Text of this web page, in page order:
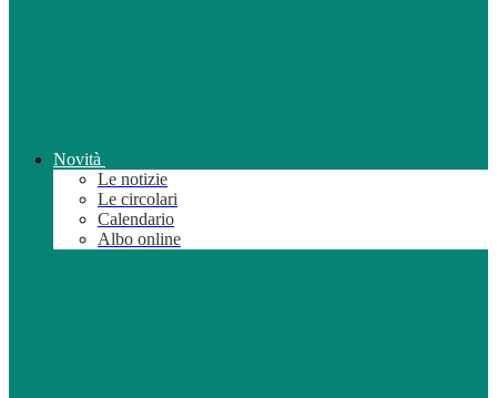
Novità
Le notizie
Le circolari
Calendario
Albo online